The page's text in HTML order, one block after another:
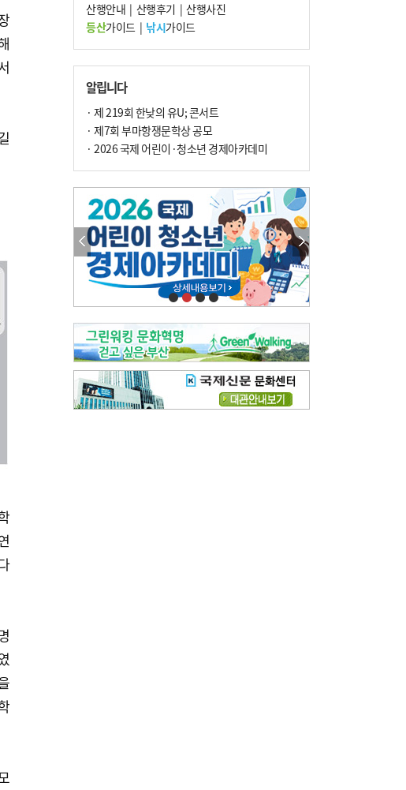
8
[속보] ‘심판 성접대’ 논란 축구협회 공식 사
과…“현재는 부적절 행위 없어”
전닉스 ETF 이후 발생"
산행안내 | 산행후기 | 산행사진
등산가이드| 낚시가이드
알립니다
· 제 219회 한낮의 유U; 콘서트
· 제7회 부마항쟁문학상 공모
· 2026 국제 어린이·청소년 경제아카데미